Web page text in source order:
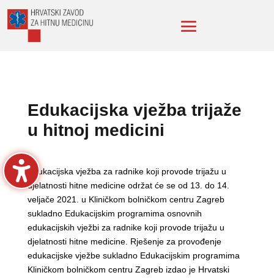
Edukacijska vježba trijaže
u hitnoj medicini
Edukacijska vježba za radnike koji provode trijažu u
djelatnosti hitne medicine održat će se od 13. do 14.
veljače 2021. u Kliničkom bolničkom centru Zagreb
sukladno Edukacijskim programima osnovnih
edukacijskih vježbi za radnike koji provode trijažu u
djelatnosti hitne medicine. Rješenje za provođenje
edukacijske vježbe sukladno Edukacijskim programima
Kliničkom bolničkom centru Zagreb izdao je Hrvatski